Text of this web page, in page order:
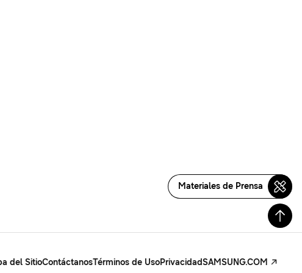
Materiales de Prensa
del SitioContáctanosTérminos de UsoPrivacidadSAMSUNG.COM